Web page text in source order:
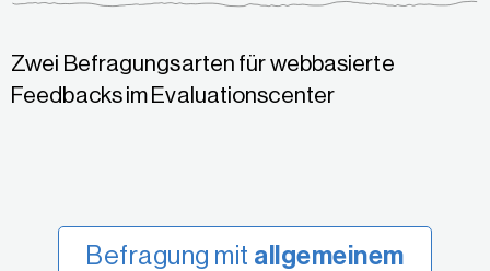
Zwei Befragungsarten für webbasierte
Feedbacks im Evaluationscenter
Befragung mit allgemeinem